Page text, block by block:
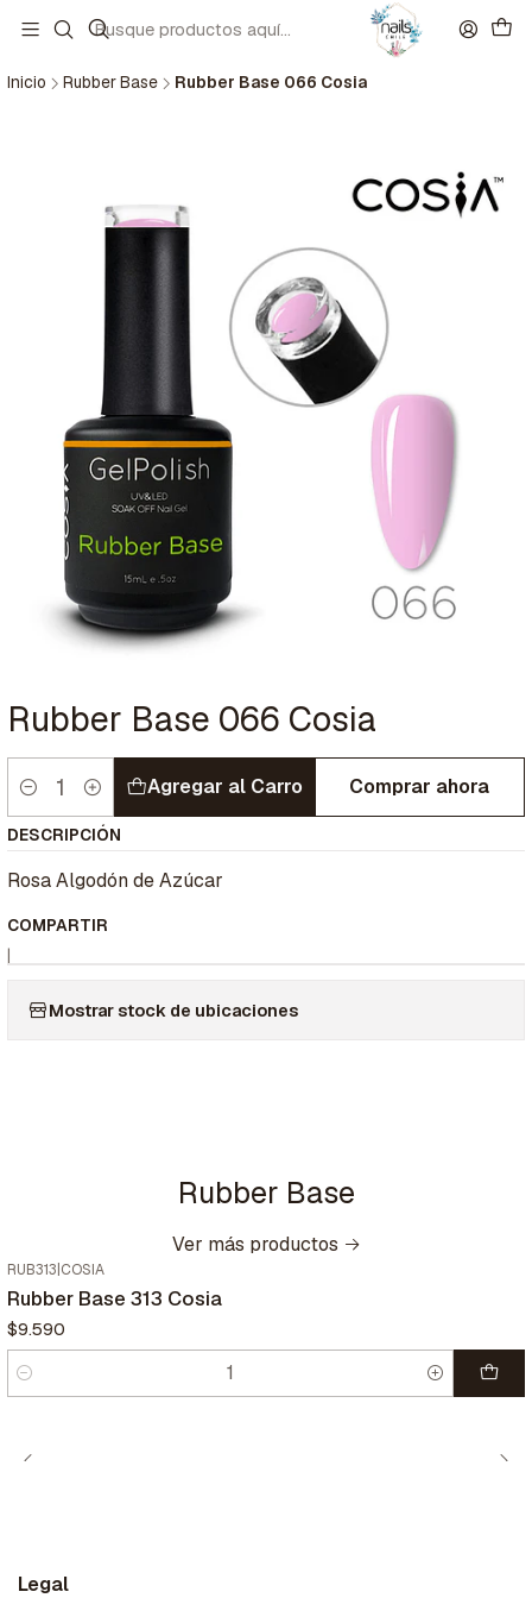
Inicio Rubber Base Rubber Base 066 Cosia
Rubber Base 066 Cosia
Cantidad
Agregar al Carro Comprar ahora
DESCRIPCIÓN
Rosa Algodón de Azúcar
COMPARTIR
|
Mostrar stock de ubicaciones
Rubber Base
Ver más productos
Nuevo
RUB313 COSIA
Rubber Base 313 Cosia
$9.590
Cantidad
Legal